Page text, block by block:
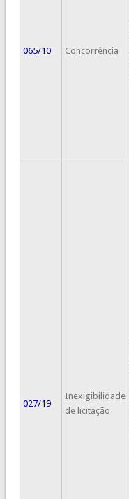
065/10 Concorrência
027/19
Inexigibilidade
de licitação